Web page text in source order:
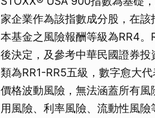
家企業作為該指數成分股，在
本基金之風險報酬等級為RR4
後決定，及參考中華民國證券
類為RR1-RR5五級，數字愈大
價格波動風險，無法涵蓋所有
用風險、利率風險、流動性風